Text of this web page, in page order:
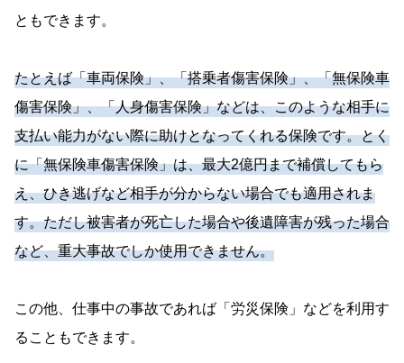
ともできます。
たとえば「車両保険」、「搭乗者傷害保険」、「無保険車
傷害保険」、「人身傷害保険」などは、このような相手に
支払い能力がない際に助けとなってくれる保険です。とく
に「無保険車傷害保険」は、最大2億円まで補償してもら
え、ひき逃げなど相手が分からない場合でも適用されま
す。ただし被害者が死亡した場合や後遺障害が残った場合
など、重大事故でしか使用できません。
この他、仕事中の事故であれば「労災保険」などを利用す
ることもできます。